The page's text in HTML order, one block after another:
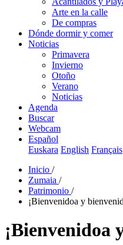
Arte en la calle
De compras
Dónde dormir y comer
Noticias
Primavera
Invierno
Otoño
Verano
Noticias
Agenda
Buscar
Webcam
Español
Euskara English Français
Inicio /
Zumaia /
Patrimonio /
¡Bienvenidoa y
¡Bienvenidoa